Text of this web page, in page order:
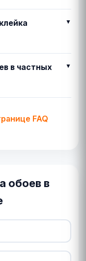
в частных
FAQ
обоев в